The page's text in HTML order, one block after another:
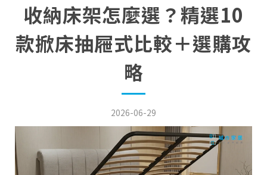
收納床架怎麼選？精選10
款掀床抽屜式比較＋選購攻
略
2026-06-29